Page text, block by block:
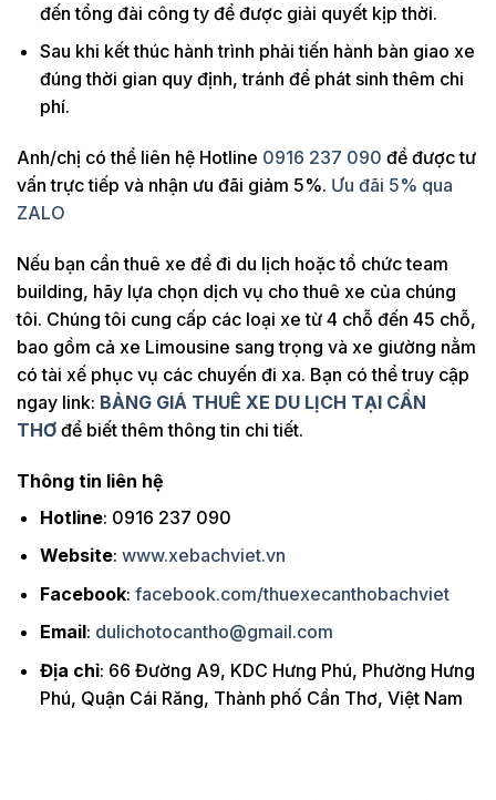
đến tổng đài công ty để được giải quyết kịp thời.
Sau khi kết thúc hành trình phải tiến hành bàn giao xe
đúng thời gian quy định, tránh để phát sinh thêm chi
phí.
Anh/chị có thể liên hệ Hotline 0916 237 090 để được tư
vấn trực tiếp và nhận ưu đãi giảm 5%. Ưu đãi 5% qua
ZALO
Nếu bạn cần thuê xe để đi du lịch hoặc tổ chức team
building, hãy lựa chọn dịch vụ cho thuê xe của chúng
tôi. Chúng tôi cung cấp các loại xe từ 4 chỗ đến 45 chỗ,
bao gồm cả xe Limousine sang trọng và xe giường nằm
có tài xế phục vụ các chuyến đi xa. Bạn có thể truy cập
ngay link: BẢNG GIÁ THUÊ XE DU LỊCH TẠI CẦN
THƠ để biết thêm thông tin chi tiết.
Thông tin liên hệ
Hotline: 0916 237 090
Website: www.xebachviet.vn
Facebook: facebook.com/thuexecanthobachviet
Email: dulichotocantho@gmail.com
Địa chỉ: 66 Đường A9, KDC Hưng Phú, Phường Hưng
Phú, Quận Cái Răng, Thành phố Cần Thơ, Việt Nam